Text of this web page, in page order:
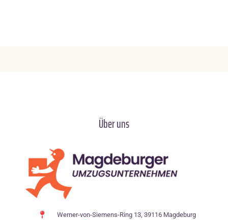
Über uns
Werner-von-Siemens-Ring 13, 39116 Magdeburg